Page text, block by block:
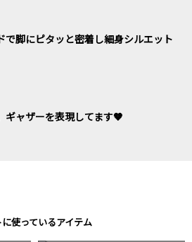
で脚にピタッと密着し細身シルエット
ギャザーを表現してます🤎
使っているアイテム